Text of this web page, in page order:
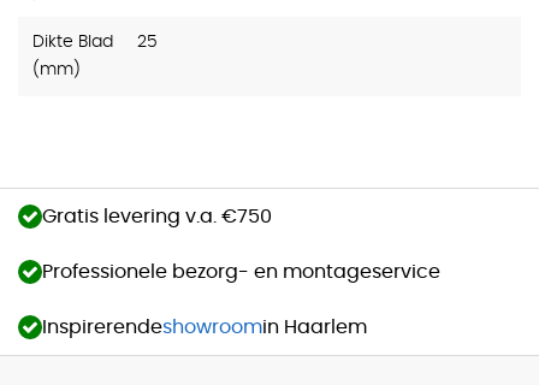
Dikte Blad
(mm)
25
Gratis levering v.a. €750
Professionele bezorg- en montageservice
Inspirerendeshowroomin Haarlem